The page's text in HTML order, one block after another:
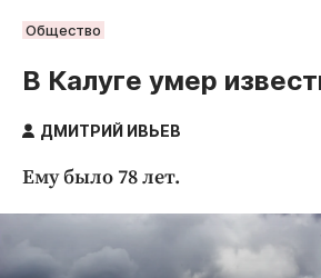
РУБРИКИ
Новости компаний
Статьи
Народные новости
Благоустройство
Криминал
Общество
В Калуге умер
ДМИТРИЙ ИВЬЕВ
Ему было 78 лет.